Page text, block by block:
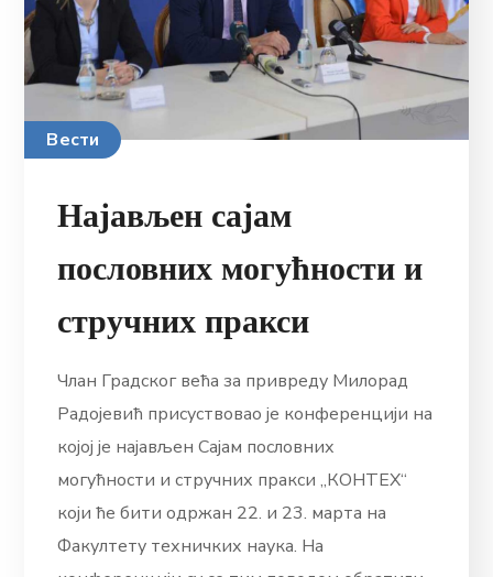
Вести
Најављен сајам
пословних могућности и
стручних пракси
Члан Градског већа за привреду Милорад
Радојевић присуствовао је конференцији на
којој је најављен Сајам пословних
могућности и стручних пракси „КОНТЕХ“
који ће бити одржан 22. и 23. марта на
Факултету техничких наука. На